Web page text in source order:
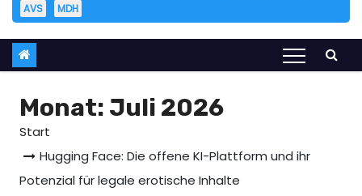
AVS
MDH
Monat: Juli 2026
Start
Hugging Face: Die offene KI-Plattform und ihr
Potenzial für legale erotische Inhalte